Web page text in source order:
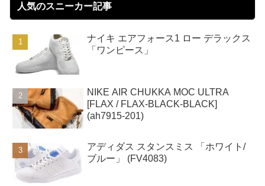
人気のスニーカー記事
ナイキ エアフォース1 ロー デラックス
「ワンピース」
NIKE AIR CHUKKA MOC ULTRA
[FLAX / FLAX-BLACK-BLACK]
(ah7915-201)
アディダス スタンスミス 「ホワイト/
ブルー」 (FV4083)